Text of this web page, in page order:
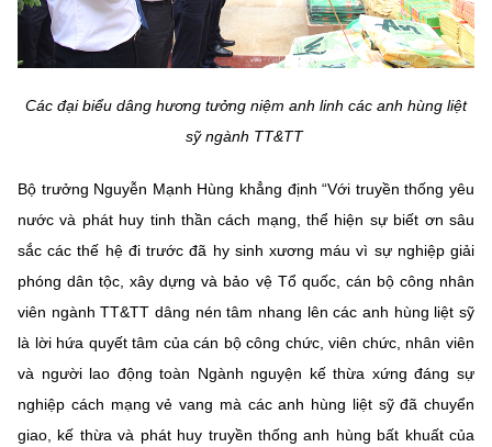
Các đại biểu dâng hương tưởng niệm anh linh các anh hùng liệt
sỹ ngành TT&TT
Bộ trưởng Nguyễn Mạnh Hùng khẳng định “Với truyền thống yêu
nước và phát huy tinh thần cách mạng, thể hiện sự biết ơn sâu
sắc các thế hệ đi trước đã hy sinh xương máu vì sự nghiệp giải
phóng dân tộc, xây dựng và bảo vệ Tổ quốc, cán bộ công nhân
viên ngành TT&TT dâng nén tâm nhang lên các anh hùng liệt sỹ
là lời hứa quyết tâm của cán bộ công chức, viên chức, nhân viên
và người lao động toàn Ngành nguyện kế thừa xứng đáng sự
nghiệp cách mạng vẻ vang mà các anh hùng liệt sỹ đã chuyển
giao, kế thừa và phát huy truyền thống anh hùng bất khuất của